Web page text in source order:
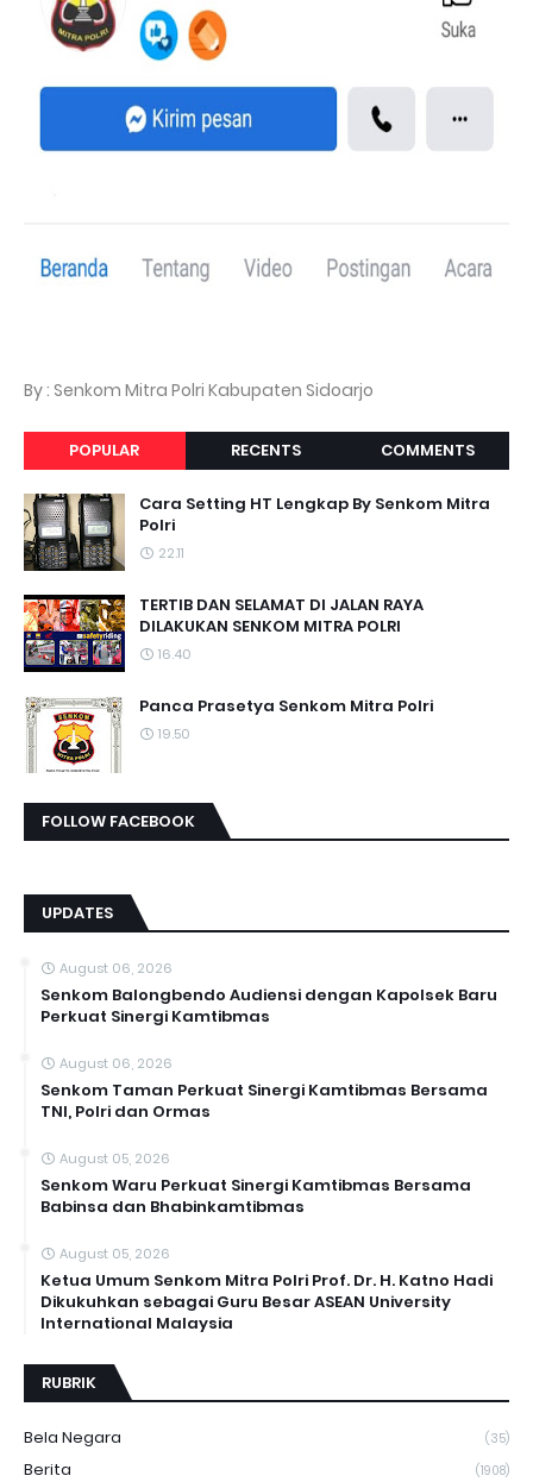
By : Senkom Mitra Polri Kabupaten Sidoarjo
POPULAR RECENTS COMMENTS
Cara Setting HT Lengkap By Senkom Mitra
Polri
22.11
TERTIB DAN SELAMAT DI JALAN RAYA
DILAKUKAN SENKOM MITRA POLRI
16.40
Panca Prasetya Senkom Mitra Polri
19.50
FOLLOW FACEBOOK
UPDATES
August 06, 2026
Senkom Balongbendo Audiensi dengan Kapolsek Baru
Perkuat Sinergi Kamtibmas
August 06, 2026
Senkom Taman Perkuat Sinergi Kamtibmas Bersama
TNI, Polri dan Ormas
August 05, 2026
Senkom Waru Perkuat Sinergi Kamtibmas Bersama
Babinsa dan Bhabinkamtibmas
August 05, 2026
Ketua Umum Senkom Mitra Polri Prof. Dr. H. Katno Hadi
Dikukuhkan sebagai Guru Besar ASEAN University
International Malaysia
RUBRIK
Bela Negara (35)
Berita (1908)